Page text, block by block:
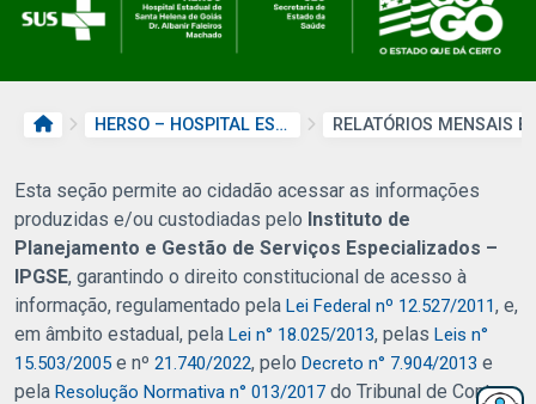
PÁGINA INICIAL HERSO – HOSPITAL ESTADUAL DE SANTA HELENA DE GOIÁS DR. ALBANIR FALEIROS MACHADO
Esta seção permite ao cidadão acessar as informações
produzidas e/ou custodiadas pelo Instituto de
Planejamento e Gestão de Serviços Especializados –
IPGSE, garantindo o direito constitucional de acesso à
informação, regulamentado pela Lei Federal nº 12.527/2011, e,
em âmbito estadual, pela Lei n° 18.025/2013, pelas Leis n°
15.503/2005 e nº 21.740/2022, pelo Decreto n° 7.904/2013 e
pela Resolução Normativa n° 013/2017 do Tribunal de Contas